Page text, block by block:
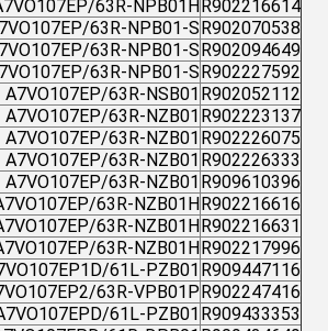
R902216614
63R-NPB01H
R902070538
63R-NPB01-S
R902094649
63R-NPB01-S
R902227592
63R-NPB01-S
R902052112
A7VO107EP/63R-NSB01
R902223137
A7VO107EP/63R-NZB01
R902226075
A7VO107EP/63R-NZB01
R902226333
A7VO107EP/63R-NZB01
R909610396
A7VO107EP/63R-NZB01
R902216616
63R-NZB01H
R902216631
63R-NZB01H
R902217996
63R-NZB01H
R909447116
61L-PZB01
R902247416
63R-VPB01P
R909433353
61L-PZB01